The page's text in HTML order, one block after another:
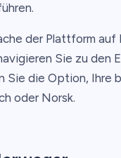
der Plattform
Sie zu den
Sie die Option, Ihre
oder Norsk.